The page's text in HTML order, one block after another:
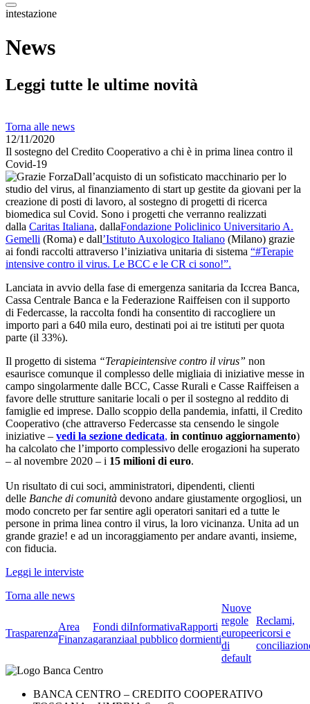
intestazione
News
Leggi tutte le ultime novità
Torna alle news
12/11/2020
Il sostegno del Credito Cooperativo a chi è in prima linea contro il
Covid-19
Dall’acquisto di un sofisticato macchinario per lo
studio del virus, al finanziamento di start up gestite da giovani per la
creazione di posti di lavoro, al sostegno di progetti di ricerca
biomedica sul Covid. Sono i progetti che verranno realizzati
dalla Caritas Italiana, dallaFondazione Policlinico Universitario A.
Gemelli (Roma) e dall’Istituto Auxologico Italiano (Milano) grazie
ai fondi raccolti attraverso l’iniziativa unitaria di sistema “#Terapie
intensive contro il virus. Le BCC e le CR ci sono!”.
Lanciata in avvio della fase di emergenza sanitaria da Iccrea Banca,
Cassa Centrale Banca e la Federazione Raiffeisen con il supporto
di Federcasse, la raccolta fondi ha consentito di raccogliere un
importo pari a 640 mila euro, destinati poi ai tre istituti per quota
parte (il 33%).
Il progetto di sistema “Terapieintensive contro il virus” non
esaurisce comunque il complesso delle migliaia di iniziative messe in
campo singolarmente dalle BCC, Casse Rurali e Casse Raiffeisen a
favore delle strutture sanitarie locali o per il sostegno al reddito di
famiglie ed imprese. Dallo scoppio della pandemia, infatti, il Credito
Cooperativo (che attraverso Federcasse sta censendo le singole
iniziative – vedi la sezione dedicata, in continuo aggiornamento)
ha calcolato che l’importo complessivo delle erogazioni ha superato
– al novembre 2020 – i 15 milioni di euro.
Un risultato di cui soci, amministratori, dipendenti, clienti
delle Banche di comunità devono andare giustamente orgogliosi, un
modo concreto per far sentire agli operatori sanitari ed a tutte le
persone in prima linea contro il virus, la loro vicinanza. Unita ad un
grande grazie! e ad un incoraggiamento per andare avanti, insieme,
con fiducia.
Leggi le interviste
Torna alle news
Trasparenza
Area
Finanza
Fondi di
garanzia
Informativa
al pubblico
Rapporti
dormienti
Nuove
regole
europee
di
default
Reclami,
ricorsi e
BANCA CENTRO – CREDITO COOPERATIVO